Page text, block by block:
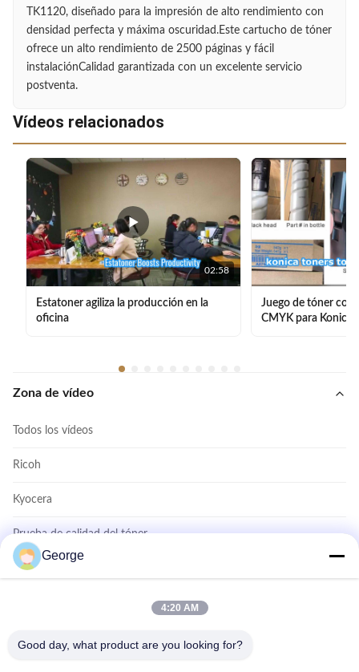
TK1120, diseñado para la impresión de alto rendimiento con
densidad perfecta y máxima oscuridad.Este cartucho de tóner
ofrece un alto rendimiento de 2500 páginas y fácil
instalaciónCalidad garantizada con un excelente servicio
postventa.
Vídeos relacionados
02:58
Estatoner agiliza la producción en la
oficina
Juego de tóner
CMYK para Konica
Zona de vídeo
Todos los vídeos
Ricoh
Kyocera
Prueba de calidad del tóner
Tóner Konica TN414
George
4:20 AM
Good day, what product are you looking for?